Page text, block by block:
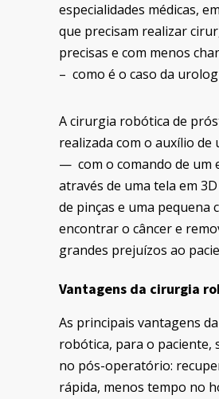
especialidades médicas,
que precisam realizar
precisas e com menos
– como é o caso da
A cirurgia robótica de
realizada com o auxílio de
— com o comando de um
através de uma tela em
de pinças e uma pequena
encontrar o câncer e
grandes prejuízos ao
Vantagens da cirurgia
As principais vantagens
robótica, para o paciente,
no pós-operatório:
rápida, menos tempo no